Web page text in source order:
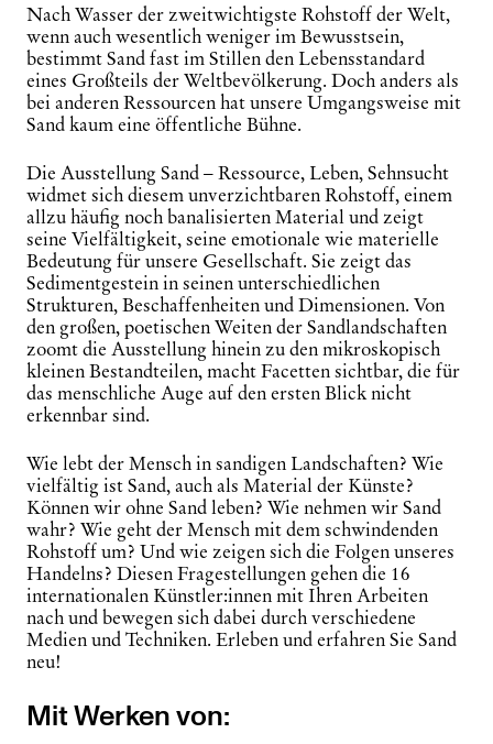
Nach Wasser der zweitwichtigste Rohstoff der Welt,
wenn auch wesentlich weniger im Bewusstsein,
bestimmt Sand fast im Stillen den Lebensstandard
eines Großteils der Weltbevölkerung. Doch anders als
bei anderen Ressourcen hat unsere Umgangsweise mit
Sand kaum eine öffentliche Bühne.
Die Ausstellung Sand – Ressource, Leben, Sehnsucht
widmet sich diesem unverzichtbaren Rohstoff, einem
allzu häufig noch banalisierten Material und zeigt
seine Vielfältigkeit, seine emotionale wie materielle
Bedeutung für unsere Gesellschaft. Sie zeigt das
Sedimentgestein in seinen unterschiedlichen
Strukturen, Beschaffenheiten und Dimensionen. Von
den großen, poetischen Weiten der Sandlandschaften
zoomt die Ausstellung hinein zu den mikroskopisch
kleinen Bestandteilen, macht Facetten sichtbar, die für
das menschliche Auge auf den ersten Blick nicht
erkennbar sind.
Wie lebt der Mensch in sandigen Landschaften? Wie
vielfältig ist Sand, auch als Material der Künste?
Können wir ohne Sand leben? Wie nehmen wir Sand
wahr? Wie geht der Mensch mit dem schwindenden
Rohstoff um? Und wie zeigen sich die Folgen unseres
Handelns? Diesen Fragestellungen gehen die 16
internationalen Künstler:innen mit Ihren Arbeiten
nach und bewegen sich dabei durch verschiedene
Medien und Techniken. Erleben und erfahren Sie Sand
neu!
Mit Werken von: